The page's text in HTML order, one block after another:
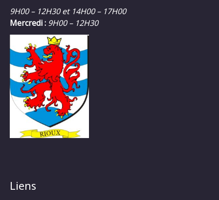
9H00 – 12H30 et 14H00 – 17H00
Mercredi : 9H00 – 12H30
Liens